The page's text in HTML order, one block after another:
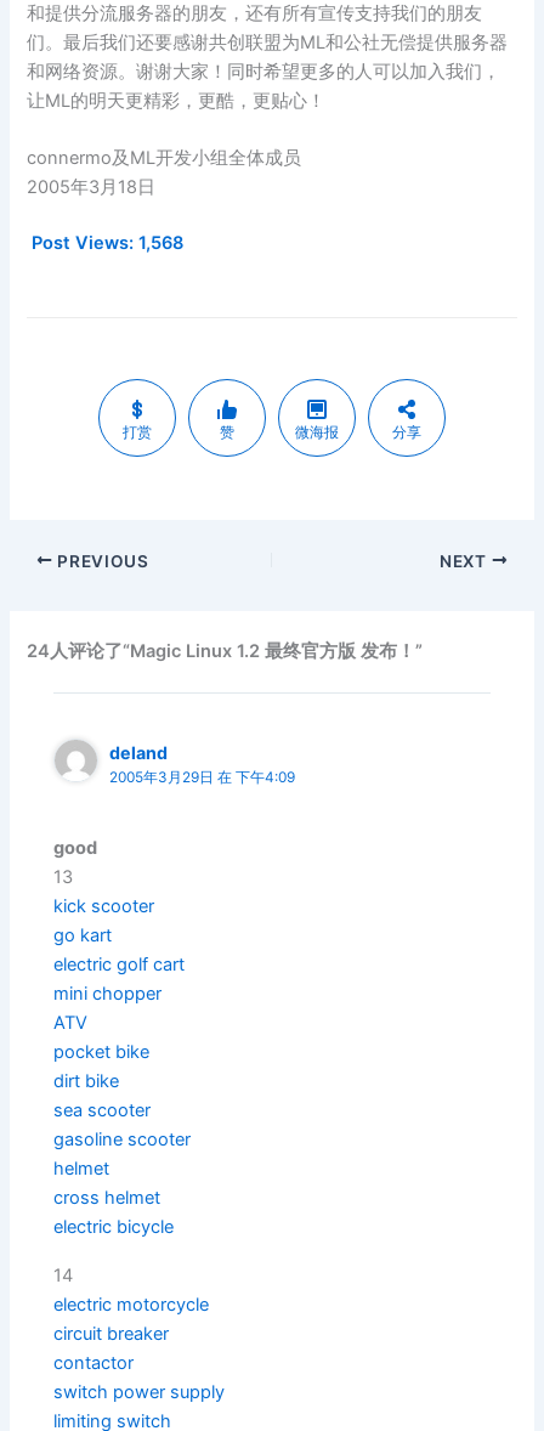
和提供分流服务器的朋友，还有所有宣传支持我们的朋友
们。最后我们还要感谢共创联盟为ML和公社无偿提供服务器
和网络资源。谢谢大家！同时希望更多的人可以加入我们，
让ML的明天更精彩，更酷，更贴心！
connermo及ML开发小组全体成员
2005年3月18日
Post Views: 1,568
打赏 赞 微海报 分享
PREVIOUS NEXT
24人评论了“Magic Linux 1.2 最终官方版 发布！”
deland
2005年3月29日 在 下午4:09
good
13
kick scooter
go kart
electric golf cart
mini chopper
ATV
pocket bike
dirt bike
sea scooter
gasoline scooter
helmet
cross helmet
electric bicycle
14
electric motorcycle
circuit breaker
contactor
switch power supply
limiting switch